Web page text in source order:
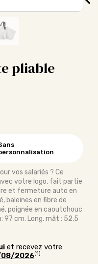
pliable
vos salariés ? Ce
votre logo, fait partie
et fermeture auto en
baleines en fibre de
poignée en caoutchouc
97 cm. Long. mât : 52,5
et recevez votre
2026(1)